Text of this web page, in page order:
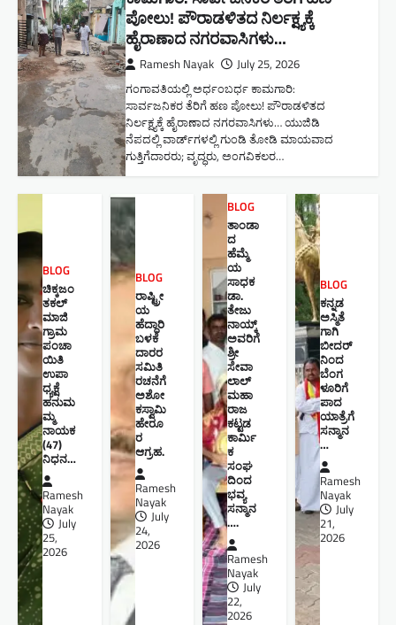
ಪೋಲು! ಪೌರಾಡಳಿತದ ನಿರ್ಲಕ್ಷ್ಯಕ್ಕೆ
ಹೈರಾಣಾದ ನಗರವಾಸಿಗಳು​…
Ramesh Nayak July 25, 2026
ಗಂಗಾವತಿಯಲ್ಲಿ ಅರ್ಧಂಬರ್ಧ ಕಾಮಗಾರಿ:
ಸಾರ್ವಜನಿಕರ ತೆರಿಗೆ ಹಣ ಪೋಲು! ಪೌರಾಡಳಿತದ
ನಿರ್ಲಕ್ಷ್ಯಕ್ಕೆ ಹೈರಾಣಾದ ನಗರವಾಸಿಗಳು​… ಯುಜಿಡಿ
ನೆಪದಲ್ಲಿ ವಾರ್ಡ್‌ಗಳಲ್ಲಿ ಗುಂಡಿ ತೋಡಿ ಮಾಯವಾದ
ಗುತ್ತಿಗೆದಾರರು; ವೃದ್ಧರು, ಅಂಗವಿಕಲರ…
BLOG
ಚಿಕ್ಕಜಂ
ತಕಲ್
ಮಾಜಿ
ಗ್ರಾಮ
ಪಂಚಾ
ಯಿತಿ
ಉಪಾ
ಧ್ಯಕ್ಷೆ
ಹನುಮ
ಮ್ಮ
ನಾಯಕ
(47)
ನಿಧನ…
Ramesh
Nayak
July
25,
2026
BLOG
ರಾಷ್ಟ್ರೀ
ಯ
ಹೆದ್ದಾರಿ
ಬಳಕೆ
ದಾರರ
ಸಮಿತಿ
ರಚನೆಗೆ
ಅಶೋ
ಕಸ್ವಾಮಿ
ಹೇರೂ
ರ
ಆಗ್ರಹ.
Ramesh
Nayak
July
24,
2026
BLOG
ತಾಂಡಾ
ದ
ಹೆಮ್ಮೆ
ಯ
ಸಾಧಕ
ಡಾ.
ತೇಜು
ನಾಯ್ಕ್
ಅವರಿಗೆ
ಶ್ರೀ
ಸೇವಾ
ಲಾಲ್
ಮಹಾ
ರಾಜ
ಕಟ್ಟಡ
ಕಾರ್ಮಿ
ಕ
ಸಂಘ
ದಿಂದ
ಭವ್ಯ
ಸನ್ಮಾನ
….
Ramesh
Nayak
July
22,
2026
BLOG
ಕನ್ನಡ
ಅಸ್ಮಿತೆ
ಗಾಗಿ
ಬೀದರ್
ನಿಂದ
ಬೆಂಗ
ಳೂರಿಗೆ
ಪಾದ
ಯಾತ್ರೆಗೆ
ಸನ್ಮಾನ
…
Ramesh
Nayak
July
21,
2026